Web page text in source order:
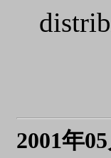
2001年